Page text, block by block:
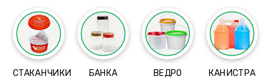
СТАКАНЧИКИ БАНКА ВЕДРО КАНИСТРА